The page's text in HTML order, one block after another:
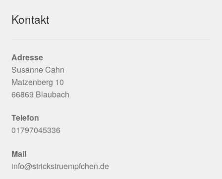
Kontakt
Adresse
Susanne Cahn
Matzenberg 10
66869 Blaubach
Telefon
01797045336
Mail
info@strickstruempfchen.de